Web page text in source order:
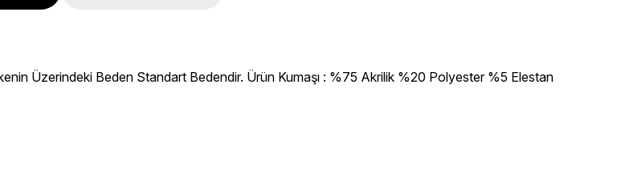
Üzerindeki Beden Standart Bedendir. Ürün Kumaşı : %75 Akrilik %20 Polyester %5 Elestan